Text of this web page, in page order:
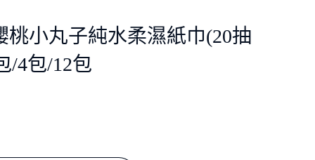
桃小丸子純水柔濕紙巾(20抽
/4包/12包